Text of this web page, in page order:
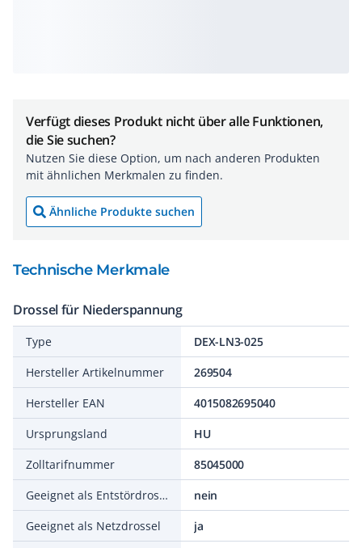
Verfügt dieses Produkt nicht über alle Funktionen,
die Sie suchen?
Nutzen Sie diese Option, um nach anderen Produkten
mit ähnlichen Merkmalen zu finden.
Ähnliche Produkte suchen
Technische Merkmale
Drossel für Niederspannung
Type
DEX-LN3-025
Hersteller Artikelnummer
269504
Hersteller EAN
4015082695040
Ursprungsland
HU
Zolltarifnummer
85045000
Geeignet als Entstördrossel
nein
Geeignet als Netzdrossel
ja